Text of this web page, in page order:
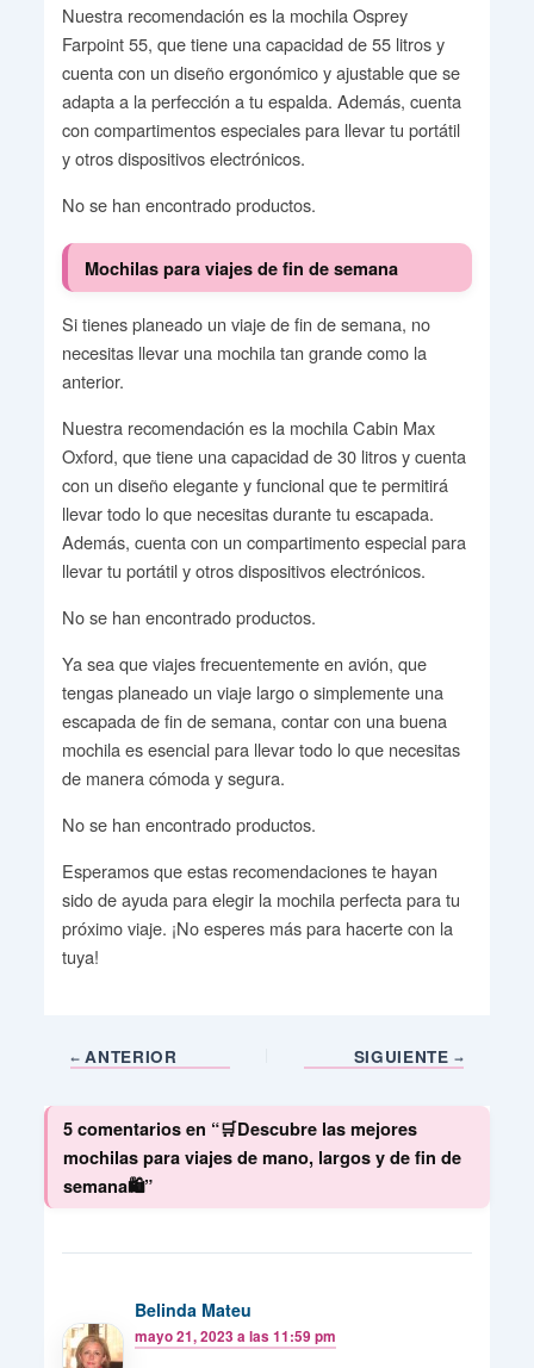
Nuestra recomendación es la mochila Osprey
Farpoint 55, que tiene una capacidad de 55 litros y
cuenta con un diseño ergonómico y ajustable que se
adapta a la perfección a tu espalda. Además, cuenta
con compartimentos especiales para llevar tu portátil
y otros dispositivos electrónicos.
No se han encontrado productos.
Mochilas para viajes de fin de semana
Si tienes planeado un viaje de fin de semana, no
necesitas llevar una mochila tan grande como la
anterior.
Nuestra recomendación es la mochila Cabin Max
Oxford, que tiene una capacidad de 30 litros y cuenta
con un diseño elegante y funcional que te permitirá
llevar todo lo que necesitas durante tu escapada.
Además, cuenta con un compartimento especial para
llevar tu portátil y otros dispositivos electrónicos.
No se han encontrado productos.
Ya sea que viajes frecuentemente en avión, que
tengas planeado un viaje largo o simplemente una
escapada de fin de semana, contar con una buena
mochila es esencial para llevar todo lo que necesitas
de manera cómoda y segura.
No se han encontrado productos.
Esperamos que estas recomendaciones te hayan
sido de ayuda para elegir la mochila perfecta para tu
próximo viaje. ¡No esperes más para hacerte con la
tuya!
ANTERIOR SIGUIENTE
5 comentarios en “🛒Descubre las mejores
mochilas para viajes de mano, largos y de fin de
semana🛍️”
Belinda Mateu
mayo 21, 2023 a las 11:59 pm